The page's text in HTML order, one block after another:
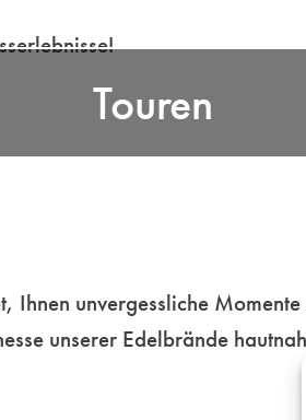
Touren
Erfahren Sie die Essenz bayerischer
unterhaltsamen Genusstouren durch
Mehr
Ihnen unvergessliche
unserer Edelbrände